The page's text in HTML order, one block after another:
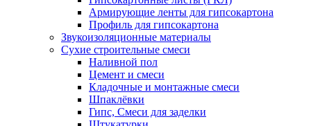
Армирующие ленты для гипсокартона
Профиль для гипсокартона
Звукоизоляционные материалы
Сухие строительные смеси
Наливной пол
Цемент и смеси
Кладочные и монтажные смеси
Шпаклёвки
Гипс, Смеси для заделки